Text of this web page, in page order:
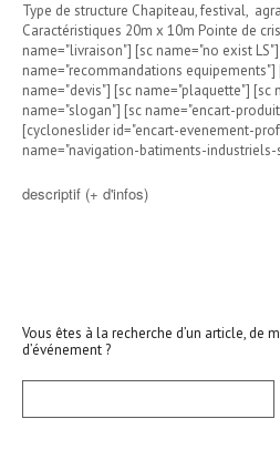
Type de structure Chapiteau, festival,
Caractéristiques 20m x 10m Pointe de
name="livraison"] [sc name="no exist
name="recommandations equipements"]
name="devis"] [sc name="plaquette"]
name="slogan"] [sc name="encart-
[cycloneslider id="encart-evenement-
name="navigation-batiments-
descriptif (+ d'infos)
Vous êtes à la recherche d’un article, de
d’événement ?